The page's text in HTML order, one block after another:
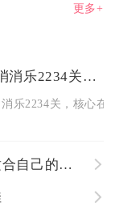
更多+
如何提升过开心消消乐2234关的胜率
乐2234关，核心在
己的宝宝